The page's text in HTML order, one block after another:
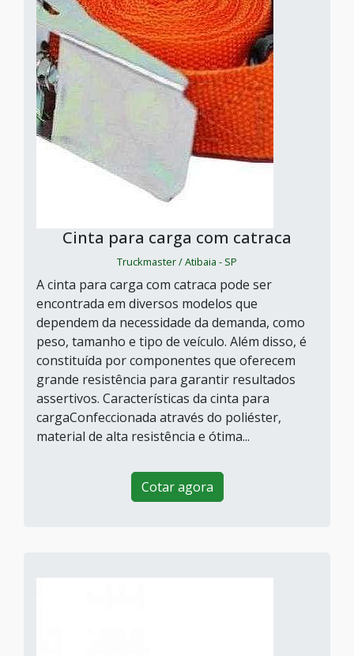
Cinta para carga com catraca
Truckmaster / Atibaia - SP
A cinta para carga com catraca pode ser
encontrada em diversos modelos que
dependem da necessidade da demanda, como
peso, tamanho e tipo de veículo. Além disso, é
constituída por componentes que oferecem
grande resistência para garantir resultados
assertivos. Características da cinta para
cargaConfeccionada através do poliéster,
material de alta resistência e ótima...
Cotar agora